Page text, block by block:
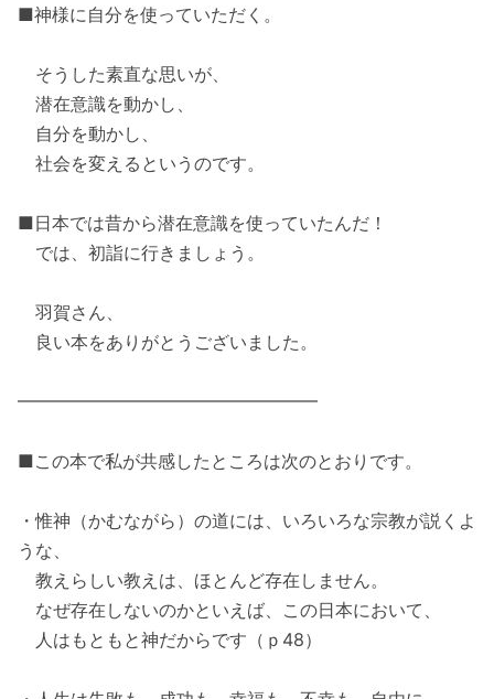
■神様に自分を使っていただく。
そうした素直な思いが、
潜在意識を動かし、
自分を動かし、
社会を変えるというのです。
■日本では昔から潜在意識を使っていたんだ！
では、初詣に行きましょう。
羽賀さん、
良い本をありがとうございました。
━━━━━━━━━━━━━━━━━
■この本で私が共感したところは次のとおりです。
・惟神（かむながら）の道には、いろいろな宗教が説くよ
うな、
教えらしい教えは、ほとんど存在しません。
なぜ存在しないのかといえば、この日本において、
人はもともと神だからです（ｐ48）